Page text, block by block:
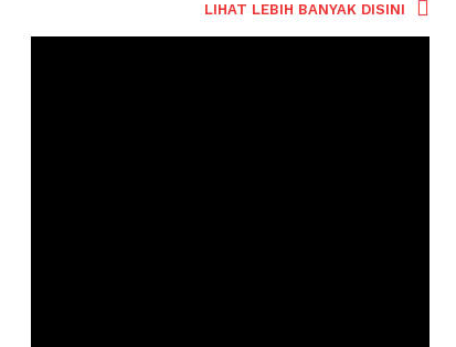
LIHAT LEBIH BANYAK DISINI